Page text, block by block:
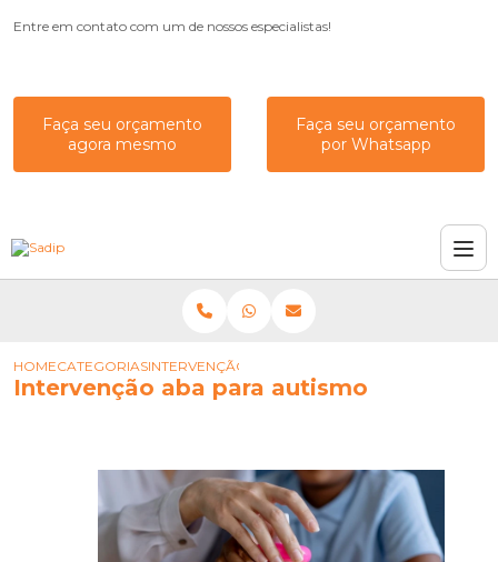
Entre em contato com um de nossos especialistas!
Faça seu orçamento
agora mesmo
Faça seu orçamento
por Whatsapp
HOMECATEGORIASINTERVENÇÃO ABA PARA AUTISMO
Intervenção aba para autismo